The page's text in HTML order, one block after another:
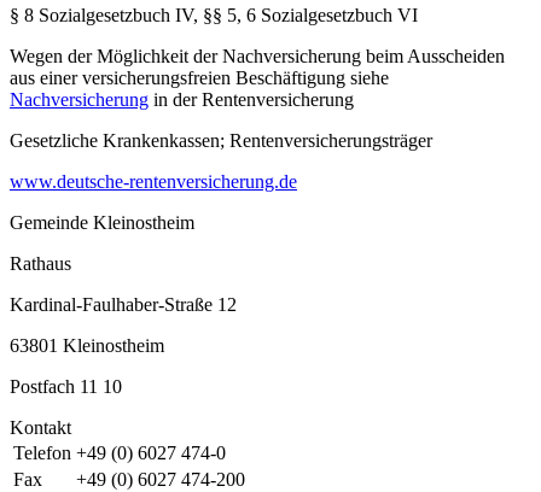
§ 8 Sozialgesetzbuch IV, §§ 5, 6 Sozialgesetzbuch VI
Wegen der Möglichkeit der Nachversicherung beim Ausscheiden
aus einer versicherungsfreien Beschäftigung siehe
Nachversicherung in der Rentenversicherung
Gesetzliche Krankenkassen; Rentenversicherungsträger
www.deutsche-rentenversicherung.de
Gemeinde Kleinostheim
Rathaus
Kardinal-Faulhaber-Straße 12
63801 Kleinostheim
Postfach 11 10
Kontakt
Telefon +49 (0) 6027 474-0
Fax
+49 (0) 6027 474-200